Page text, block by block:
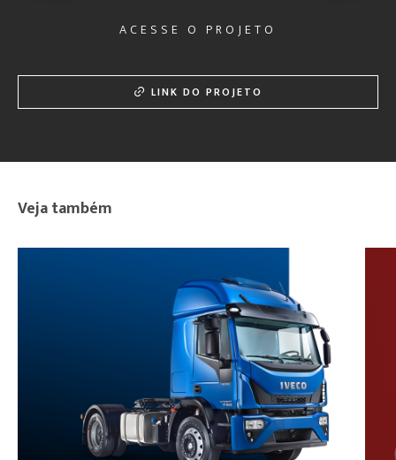
ACESSE O PROJETO
LINK DO PROJETO
Veja também